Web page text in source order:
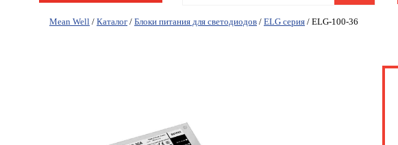
Mean Well / Каталог / Блоки питания для светодиодов / ELG серия / ELG-100-36